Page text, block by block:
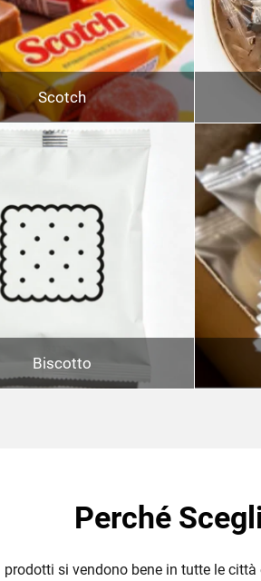
Scotch
Biscotto
Perché
si vendono bene in tutte le